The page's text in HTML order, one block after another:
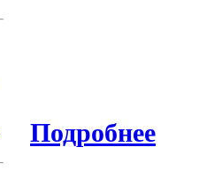
Подробнее